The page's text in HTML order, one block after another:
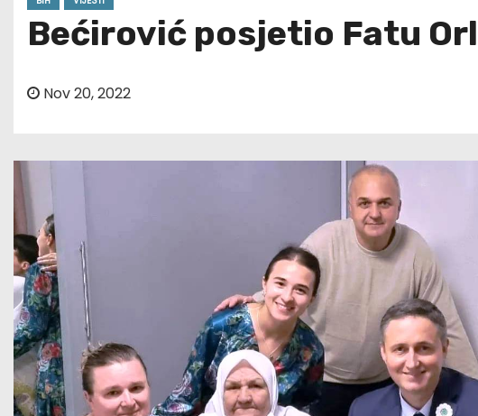
Bećirović posjetio Fatu
Nov 20, 2022